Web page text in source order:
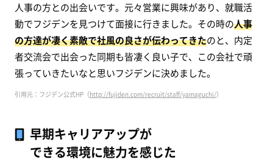
人事の方との出会いです。元々営業に興味があり、就職活
動でフジデンを見つけて面接に行きました。その時の人事
の方達が凄く素敵で社風の良さが伝わってきたのと、内定
者交流会で出会った同期も皆凄く良い子で、この会社で頑
張っていきたいなと思いフジデンに決めました。
引用元：フジデン公式HP（http://fujiden.com/recruit/staff/yamaguchi/）
早期キャリアアップが
できる環境に魅力を感じた